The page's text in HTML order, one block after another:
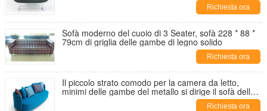
Richiesta ora
Sofà moderno del cuoio di 3 Seater, sofà 228 * 88 *
79cm di griglia delle gambe di legno solido
Richiesta ora
Il piccolo strato comodo per la camera da letto,
minimi delle gambe del metallo si dirige il sofà della
Richiesta ora